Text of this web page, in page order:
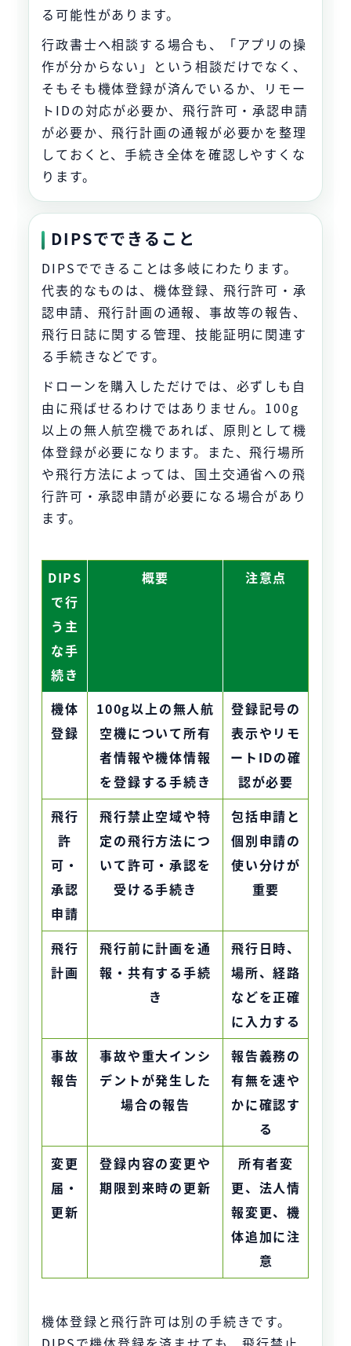
る可能性があります。
行政書士へ相談する場合も、「アプリの操
作が分からない」という相談だけでなく、
そもそも機体登録が済んでいるか、リモー
トIDの対応が必要か、飛行許可・承認申請
が必要か、飛行計画の通報が必要かを整理
しておくと、手続き全体を確認しやすくな
ります。
DIPSでできること
DIPSでできることは多岐にわたります。
代表的なものは、機体登録、飛行許可・承
認申請、飛行計画の通報、事故等の報告、
飛行日誌に関する管理、技能証明に関連す
る手続きなどです。
ドローンを購入しただけでは、必ずしも自
由に飛ばせるわけではありません。100g
以上の無人航空機であれば、原則として機
体登録が必要になります。また、飛行場所
や飛行方法によっては、国土交通省への飛
行許可・承認申請が必要になる場合があり
ます。
DIPS
で行
う主
な手
続き
概要 注意点
機体
登録
100g以上の無人航
空機について所有
者情報や機体情報
を登録する手続き
登録記号の
表示やリモ
ートIDの確
認が必要
飛行
許
可・
承認
申請
飛行禁止空域や特
定の飛行方法につ
いて許可・承認を
受ける手続き
包括申請と
個別申請の
使い分けが
重要
飛行
計画
飛行前に計画を通
報・共有する手続
き
飛行日時、
場所、経路
などを正確
に入力する
事故
報告
事故や重大インシ
デントが発生した
場合の報告
報告義務の
有無を速や
かに確認す
る
変更
届・
更新
登録内容の変更や
期限到来時の更新
所有者変
更、法人情
報変更、機
体追加に注
意
機体登録と飛行許可は別の手続きです。